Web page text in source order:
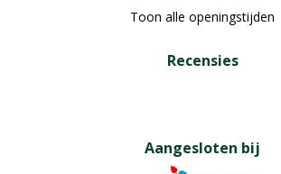
Toon alle openingstijden
Recensies
Aangesloten bij